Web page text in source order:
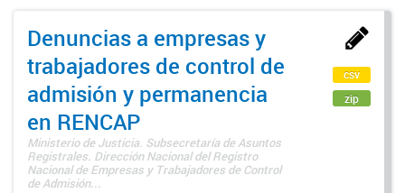
Denuncias a empresas y
trabajadores de control de
admisión y permanencia
en RENCAP
Ministerio de Justicia. Subsecretaría de Asuntos
Registrales. Dirección Nacional del Registro
Nacional de Empresas y Trabajadores de Control
de Admisión...
csv
zip